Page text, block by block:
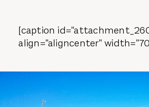
[caption
align="aligncenter"